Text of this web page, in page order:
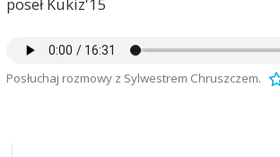
Posłuchaj rozmowy z Sylwestrem Chruszczem.